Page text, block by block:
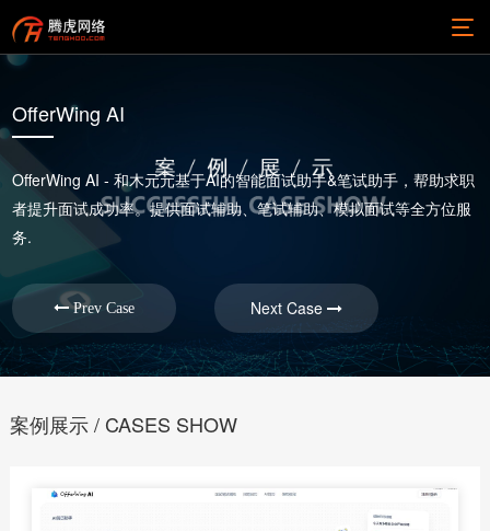
OfferWing AI
OfferWing AI - 和木元元基于AI的智能面试助手&笔试助手，帮助求职
者提升面试成功率。提供面试辅助、笔试辅助、模拟面试等全方位服
务.
Prev Case Next Case
案例展示 / CASES SHOW